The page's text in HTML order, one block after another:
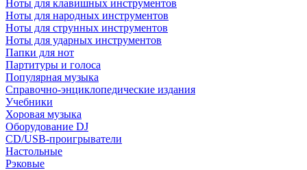
Ноты для клавишных инструментов
Ноты для народных инструментов
Ноты для струнных инструментов
Ноты для ударных инструментов
Папки для нот
Партитуры и голоса
Популярная музыка
Справочно-энциклопедические издания
Учебники
Хоровая музыка
Оборудование DJ
CD/USB-проигрыватели
Настольные
Рэковые